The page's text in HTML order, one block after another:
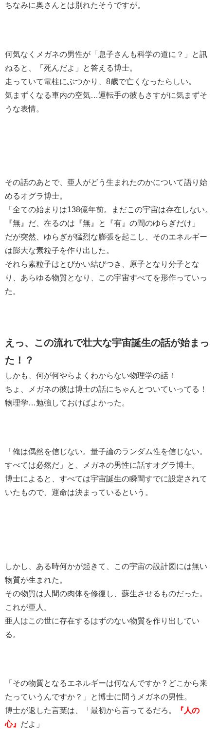
ちなみに奥さんとは別れたそうですが。
何気なくメガネの男性が「息子さんも科学の道に？」と訊
ねると、「死んだよ」と答える博士。
走っていて電柱にぶつかり、8歳で亡くなったらしい。
気まずくなる車内の空気…運転手の彼もさすがに気まずそ
うな表情。
その話のあとで、亜人がどう生まれたのかについて語り始
めるオグラ博士。
「全ての始まりは138億年前。まだこの宇宙は存在しない。
『無』だ、在るのは『無』と『有』の間のゆらぎだけ」
だが突然、ゆらぎが猛烈な膨張を起こし、そのエネルギー
は膨大な素粒子を作り出した。
それら素粒子はとびかい結びつき、原子となり分子とな
り、あらゆる物質となり、この宇宙すべてを形作っていっ
た。
えっ、この流れで壮大な宇宙誕生の話が始まっ
た！？
しかも、何が何やらよくわからない物理学の話！
ちょ、メガネの彼は博士の話にちゃんとついていってる！
物理学…勉強しておけばよかった。
「俺は偶然を信じない。量子論のランダム性を信じない。
すべては必然だ」と、メガネの男性に話すオグラ博士。
博士によると、すべては宇宙誕生の瞬間すでに設定されて
いたもので、運命は決まっているという。
しかし、ある時何かが起きて、この宇宙の設計図には無い
物質が生まれた。
その物質は人間の肉体を修復し、蘇生させるものだった。
これが亜人。
亜人はこの世に存在するはずのない物質を作り出してい
る。
「その物質となるエネルギーは何なんですか？どこから来
たっていうんですか？」と博士に問うメガネの男性。
博士が返した言葉は、「最初から言ってるだろ。
『人の
心』 だよ」